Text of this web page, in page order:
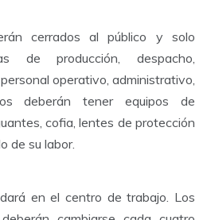
cerrados al público y solo
de producción, despacho,
operativo, administrativo,
deberán tener equipos de
cofia, lentes de protección
de su labor.
en el centro de trabajo. Los